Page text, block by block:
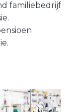
familiebedrijf